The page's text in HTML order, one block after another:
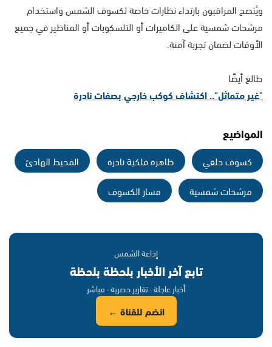
ويُنصح المراقبون بارتداء نظارات خاصة لكسوف الشمس واستخدام
مرشحات شمسية على الكاميرات أو التلسكوبات أو المناظير في جميع
الأوقات لضمان تجربة آمنة.
طالع أيضًا
"غير متماثل".. اكتشاف كوكب خارجي بصفات نادرة
المواضيع
كسوف حلقي ظاهرة فلكية نادرة
المحيط الهادئ
مرشحات شمسية
مسار الكسوف
إذاعة الشمس
تابع آخر الأخبار بلحظة بلحظة
أخبار عاجلة · تقارير حصرية · مباشر
انضم للقناة ←